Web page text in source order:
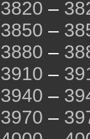
3820 –
3850 –
3880 –
3910 –
3940 –
3970 –